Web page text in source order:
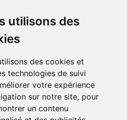
utilisons des
des cookies et
technologies de suivi
votre expérience
sur notre site, pour
un contenu
Compte professionnel
Envoi d’ordonnance
Suivez-nous
Livraison
Retrait à la pharmacie